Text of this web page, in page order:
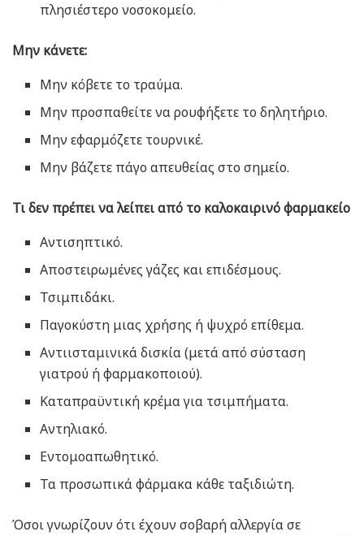
πλησιέστερο νοσοκομείο.
Μην κάνετε:
Μην κόβετε το τραύμα.
Μην προσπαθείτε να ρουφήξετε το δηλητήριο.
Μην εφαρμόζετε τουρνικέ.
Μην βάζετε πάγο απευθείας στο σημείο.
Τι δεν πρέπει να λείπει από το καλοκαιρινό φαρμακείο
Αντισηπτικό.
Αποστειρωμένες γάζες και επιδέσμους.
Τσιμπιδάκι.
Παγοκύστη μιας χρήσης ή ψυχρό επίθεμα.
Αντιισταμινικά δισκία (μετά από σύσταση
γιατρού ή φαρμακοποιού).
Καταπραϋντική κρέμα για τσιμπήματα.
Αντηλιακό.
Εντομοαπωθητικό.
Τα προσωπικά φάρμακα κάθε ταξιδιώτη.
Όσοι γνωρίζουν ότι έχουν σοβαρή αλλεργία σε